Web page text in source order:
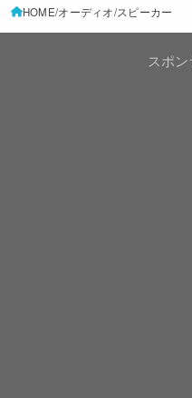
HOME オーディオ スピーカー
スポ